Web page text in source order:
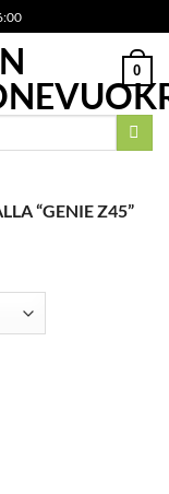
0
“GENIE Z45”